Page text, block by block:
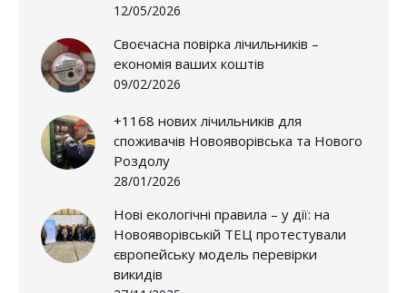
12/05/2026
Своєчасна повірка лічильників –
економія ваших коштів
09/02/2026
+1168 нових лічильників для
споживачів Новояворівська та Нового
Роздолу
28/01/2026
Нові екологічні правила – у дії: на
Новояворівській ТЕЦ протестували
європейську модель перевірки
викидів